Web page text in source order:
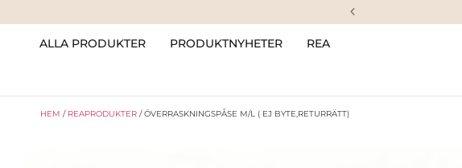
ALLA PRODUKTER PRODUKTNYHETER REA
HEM / REAPRODUKTER / ÖVERRASKNINGSPÅSE M/L ( EJ BYTE,RETURRÄTT)